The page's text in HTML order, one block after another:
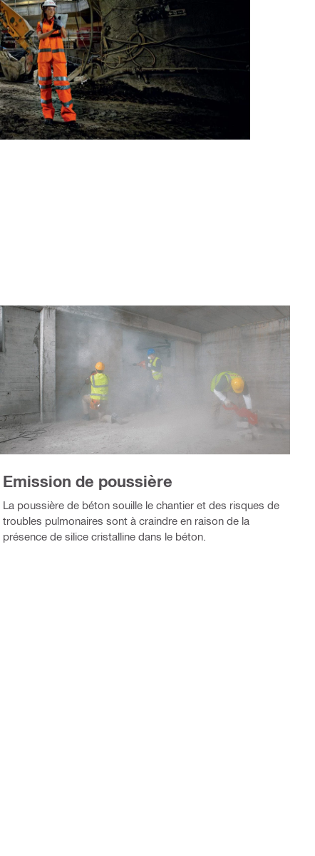
Emission de poussière
La poussière de béton souille le chantier et des risques de
troubles pulmonaires sont à craindre en raison de la
présence de silice cristalline dans le béton.